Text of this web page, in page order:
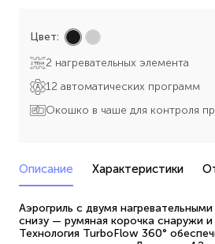
Цвет:
2 нагревательных элемента
12 автоматических программ
Окошко в чаше для контроля
Описание Характеристики
Аэрогриль с двумя
снизу — румяная корочка снаружи и
Технология TurboFlow 360°